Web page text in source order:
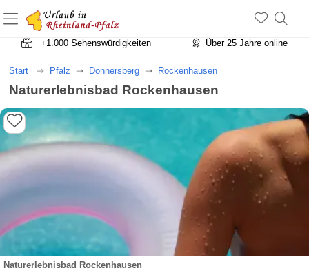
+1.500 Unterkünfte in Rheinland-Pfalz
+1.000 Sehenswürdigkeiten
Über 25 Jahre online
Start Pfalz Donnersberg Rockenhausen
Naturerlebnisbad Rockenhausen
Naturerlebnisbad Rockenhausen